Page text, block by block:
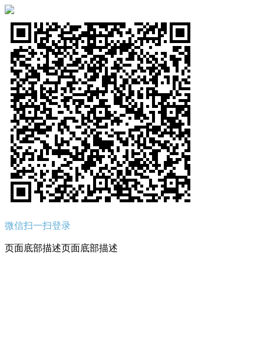
微信扫一扫登录
页面底部描述页面底部描述